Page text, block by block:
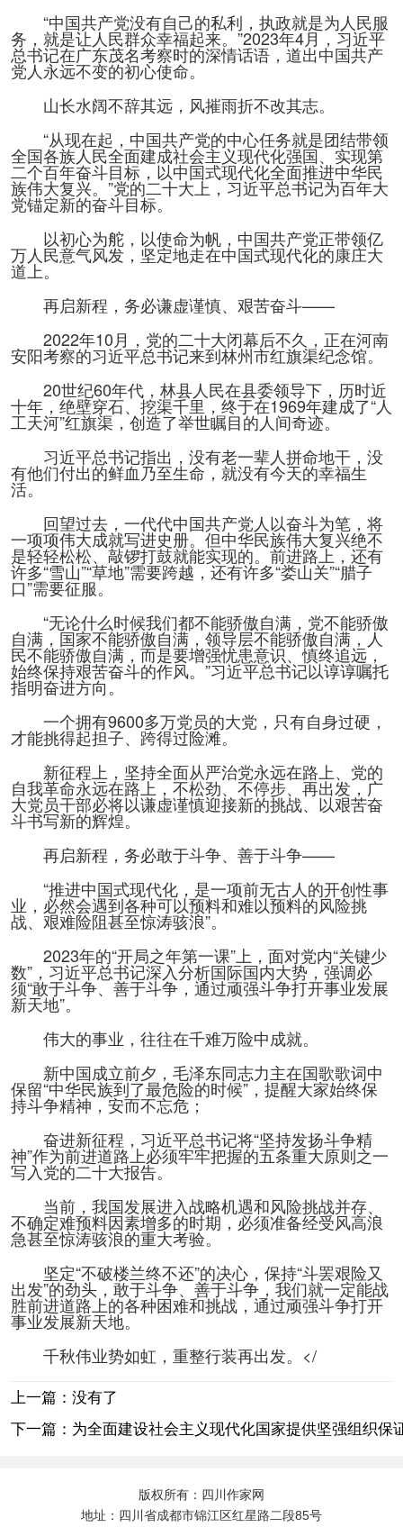
“中国共产党没有自己的私利，执政就是为人民服
务，就是让人民群众幸福起来。”2023年4月，习近平
总书记在广东茂名考察时的深情话语，道出中国共产
党人永远不变的初心使命。
山长水阔不辞其远，风摧雨折不改其志。
“从现在起，中国共产党的中心任务就是团结带领
全国各族人民全面建成社会主义现代化强国、实现第
二个百年奋斗目标，以中国式现代化全面推进中华民
族伟大复兴。”党的二十大上，习近平总书记为百年大
党锚定新的奋斗目标。
以初心为舵，以使命为帆，中国共产党正带领亿
万人民意气风发，坚定地走在中国式现代化的康庄大
道上。
再启新程，务必谦虚谨慎、艰苦奋斗——
2022年10月，党的二十大闭幕后不久，正在河南
安阳考察的习近平总书记来到林州市红旗渠纪念馆。
20世纪60年代，林县人民在县委领导下，历时近
十年，绝壁穿石、挖渠千里，终于在1969年建成了“人
工天河”红旗渠，创造了举世瞩目的人间奇迹。
习近平总书记指出，没有老一辈人拼命地干，没
有他们付出的鲜血乃至生命，就没有今天的幸福生
活。
回望过去，一代代中国共产党人以奋斗为笔，将
一项项伟大成就写进史册。但中华民族伟大复兴绝不
是轻轻松松、敲锣打鼓就能实现的。前进路上，还有
许多“雪山”“草地”需要跨越，还有许多“娄山关”“腊子
口”需要征服。
“无论什么时候我们都不能骄傲自满，党不能骄傲
自满，国家不能骄傲自满，领导层不能骄傲自满，人
民不能骄傲自满，而是要增强忧患意识、慎终追远，
始终保持艰苦奋斗的作风。”习近平总书记以谆谆嘱托
指明奋进方向。
一个拥有9600多万党员的大党，只有自身过硬，
才能挑得起担子、跨得过险滩。
新征程上，坚持全面从严治党永远在路上、党的
自我革命永远在路上，不松劲、不停步、再出发，广
大党员干部必将以谦虚谨慎迎接新的挑战、以艰苦奋
斗书写新的辉煌。
再启新程，务必敢于斗争、善于斗争——
“推进中国式现代化，是一项前无古人的开创性事
业，必然会遇到各种可以预料和难以预料的风险挑
战、艰难险阻甚至惊涛骇浪”。
2023年的“开局之年第一课”上，面对党内“关键少
数”，习近平总书记深入分析国际国内大势，强调必
须“敢于斗争、善于斗争，通过顽强斗争打开事业发展
新天地”。
伟大的事业，往往在千难万险中成就。
新中国成立前夕，毛泽东同志力主在国歌歌词中
保留“中华民族到了最危险的时候”，提醒大家始终保
持斗争精神，安而不忘危；
奋进新征程，习近平总书记将“坚持发扬斗争精
神”作为前进道路上必须牢牢把握的五条重大原则之一
写入党的二十大报告。
当前，我国发展进入战略机遇和风险挑战并存、
不确定难预料因素增多的时期，必须准备经受风高浪
急甚至惊涛骇浪的重大考验。
坚定“不破楼兰终不还”的决心，保持“斗罢艰险又
出发”的劲头，敢于斗争、善于斗争，我们就一定能战
胜前进道路上的各种困难和挑战，通过顽强斗争打开
事业发展新天地。
千秋伟业势如虹，重整行装再出发。</
上一篇：没有了
下一篇：为全面建设社会主义现代化国家提供坚强组织保
版权所有：四川作家网
地址：四川省成都市锦江区红星路二段85号